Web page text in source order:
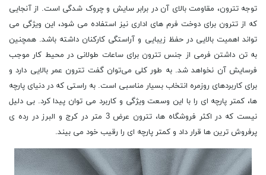
توجه تترون، مقاومت بالای آن در برابر سایش و چروک شدگی است. از آنجایی
که از تترون برای دوخت فرم‌ های اداری نیز استفاده می‌ شود، این ویژگی می
‌تواند اهمیت بالایی در حفظ زیبایی و آراستگی کارکنان داشته باشد. همچنین
به تن داشتن فرمی از جنس تترون برای ساعات طولانی در محیط کار موجب
فرسایش آن نخواهد شد. به طور کلی می‌توان گفت تترون عمر بالایی دارد و
برای کاربردهای روزمره انتخاب بسیار مناسبی است. به راستی که در دنیای پارچه
ها، کمتر پارچه ای را با این وسعت ویژگی و کاربرد می توان پیدا کرد. بی دلیل
نیست که در اکثر فروشگاه ها، تترون عرض 3 متر در کرج و البرز در رده ی
پرفروش ترین ها قرار داد و کمتر پارچه ای را رقیب خود می بیند.